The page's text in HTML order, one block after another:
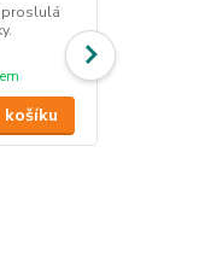
proslulá
cena od
59 Kč